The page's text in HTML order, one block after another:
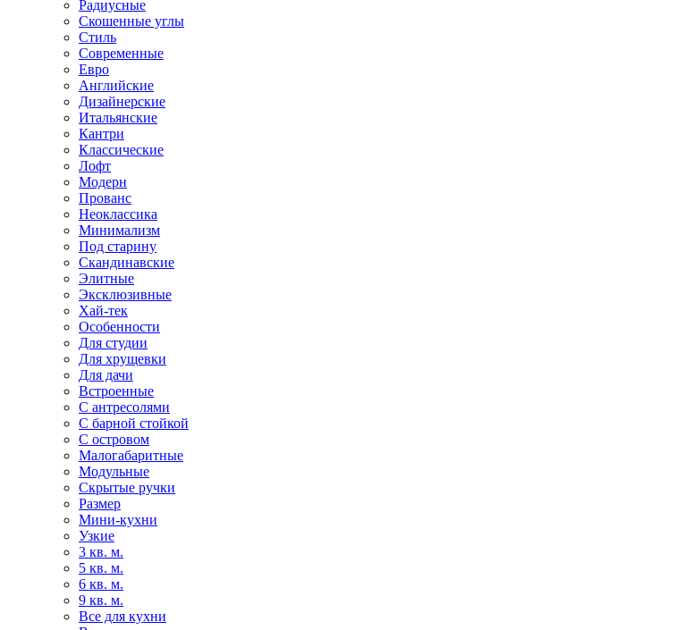
Радиусные
Скошенные углы
Стиль
Современные
Евро
Английские
Дизайнерские
Итальянские
Кантри
Классические
Лофт
Модерн
Прованс
Неоклассика
Минимализм
Под старину
Скандинавские
Элитные
Эксклюзивные
Хай-тек
Особенности
Для студии
Для хрущевки
Для дачи
Встроенные
С антресолями
С барной стойкой
С островом
Малогабаритные
Модульные
Скрытые ручки
Размер
Мини-кухни
Узкие
3 кв. м.
5 кв. м.
6 кв. м.
9 кв. м.
Все для кухни